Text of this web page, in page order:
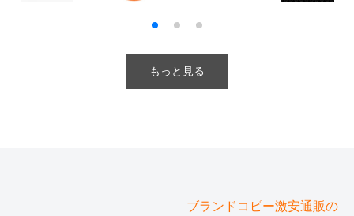
もっと見る
ブランドコピー激安通販の